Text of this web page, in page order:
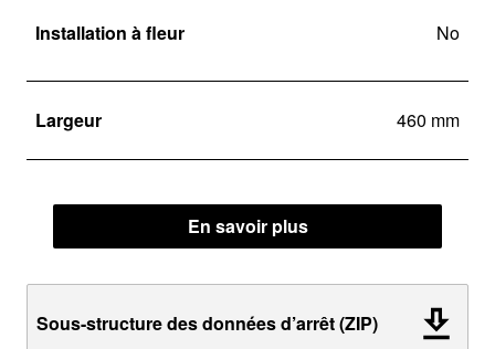
Installation à fleur No
Largeur 460 mm
En savoir plus
Sous-structure des données d’arrêt (ZIP)